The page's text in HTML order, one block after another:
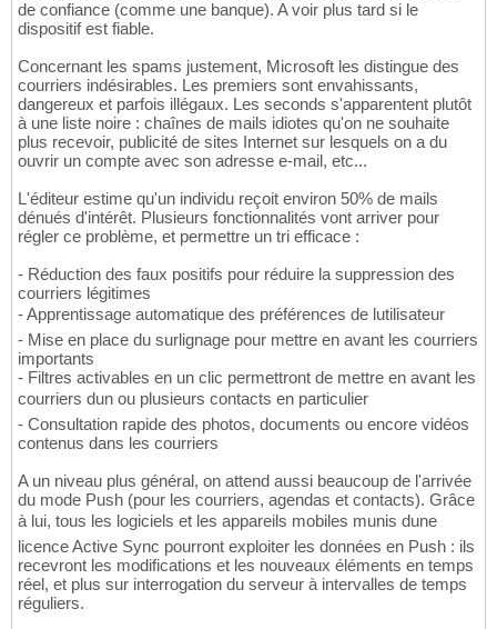
de confiance (comme une banque). A voir plus tard si le
dispositif est fiable.
Concernant les spams justement, Microsoft les distingue des
courriers indésirables. Les premiers sont envahissants,
dangereux et parfois illégaux. Les seconds s'apparentent plutôt
à une liste noire : chaînes de mails idiotes qu'on ne souhaite
plus recevoir, publicité de sites Internet sur lesquels on a du
ouvrir un compte avec son adresse e-mail, etc...
L'éditeur estime qu'un individu reçoit environ 50% de mails
dénués d'intérêt. Plusieurs fonctionnalités vont arriver pour
régler ce problème, et permettre un tri efficace :
- Réduction des faux positifs pour réduire la suppression des
courriers légitimes
- Apprentissage automatique des préférences de lutilisateur
- Mise en place du surlignage pour mettre en avant les courriers
importants
- Filtres activables en un clic permettront de mettre en avant les
courriers dun ou plusieurs contacts en particulier
- Consultation rapide des photos, documents ou encore vidéos
contenus dans les courriers
A un niveau plus général, on attend aussi beaucoup de l'arrivée
du mode Push (pour les courriers, agendas et contacts). Grâce
à lui, tous les logiciels et les appareils mobiles munis dune
licence Active Sync pourront exploiter les données en Push : ils
recevront les modifications et les nouveaux éléments en temps
réel, et plus sur interrogation du serveur à intervalles de temps
réguliers.